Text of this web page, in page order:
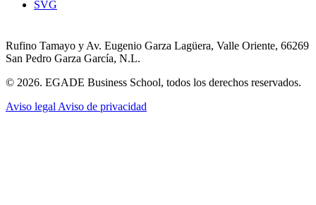
SVG
Rufino Tamayo y Av. Eugenio Garza Lagüera, Valle Oriente, 66269
San Pedro Garza García, N.L.
© 2026. EGADE Business School, todos los derechos reservados.
Aviso legal Aviso de privacidad